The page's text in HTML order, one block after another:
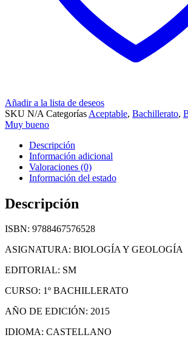
Añadir a la lista de deseos
SKU N/A Categorías Aceptable, Bachillerato,
Muy bueno
Descripción
Información adicional
Valoraciones (0)
Información del estado
Descripción
ISBN: 9788467576528
ASIGNATURA: BIOLOGÍA Y GEOLOGÍA
EDITORIAL: SM
CURSO: 1º BACHILLERATO
AÑO DE EDICIÓN: 2015
IDIOMA: CASTELLANO